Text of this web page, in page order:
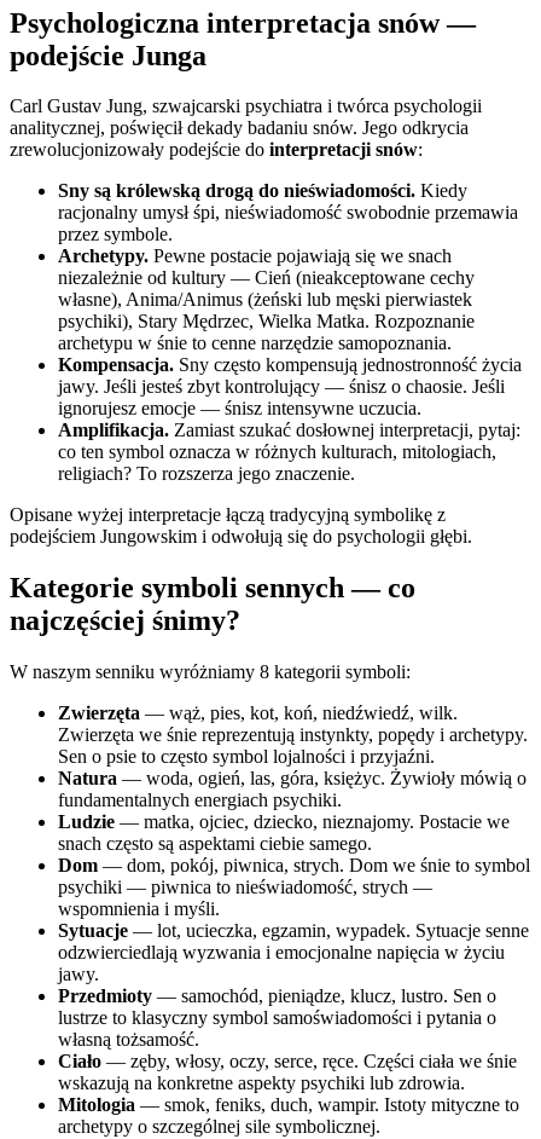
Psychologiczna interpretacja snów —
podejście Junga
Carl Gustav Jung, szwajcarski psychiatra i twórca psychologii
analitycznej, poświęcił dekady badaniu snów. Jego odkrycia
zrewolucjonizowały podejście do interpretacji snów:
Sny są królewską drogą do nieświadomości. Kiedy
racjonalny umysł śpi, nieświadomość swobodnie przemawia
przez symbole.
Archetypy. Pewne postacie pojawiają się we snach
niezależnie od kultury — Cień (nieakceptowane cechy
własne), Anima/Animus (żeński lub męski pierwiastek
psychiki), Stary Mędrzec, Wielka Matka. Rozpoznanie
archetypu w śnie to cenne narzędzie samopoznania.
Kompensacja. Sny często kompensują jednostronność życia
jawy. Jeśli jesteś zbyt kontrolujący — śnisz o chaosie. Jeśli
ignorujesz emocje — śnisz intensywne uczucia.
Amplifikacja. Zamiast szukać dosłownej interpretacji, pytaj:
co ten symbol oznacza w różnych kulturach, mitologiach,
religiach? To rozszerza jego znaczenie.
Opisane wyżej interpretacje łączą tradycyjną symbolikę z
podejściem Jungowskim i odwołują się do psychologii głębi.
Kategorie symboli sennych — co
najczęściej śnimy?
W naszym senniku wyróżniamy 8 kategorii symboli:
Zwierzęta — wąż, pies, kot, koń, niedźwiedź, wilk.
Zwierzęta we śnie reprezentują instynkty, popędy i archetypy.
Sen o psie to często symbol lojalności i przyjaźni.
Natura — woda, ogień, las, góra, księżyc. Żywioły mówią o
fundamentalnych energiach psychiki.
Ludzie — matka, ojciec, dziecko, nieznajomy. Postacie we
snach często są aspektami ciebie samego.
Dom — dom, pokój, piwnica, strych. Dom we śnie to symbol
psychiki — piwnica to nieświadomość, strych —
wspomnienia i myśli.
Sytuacje — lot, ucieczka, egzamin, wypadek. Sytuacje senne
odzwierciedlają wyzwania i emocjonalne napięcia w życiu
jawy.
Przedmioty — samochód, pieniądze, klucz, lustro. Sen o
lustrze to klasyczny symbol samoświadomości i pytania o
własną tożsamość.
Ciało — zęby, włosy, oczy, serce, ręce. Części ciała we śnie
wskazują na konkretne aspekty psychiki lub zdrowia.
Mitologia — smok, feniks, duch, wampir. Istoty mityczne to
archetypy o szczególnej sile symbolicznej.